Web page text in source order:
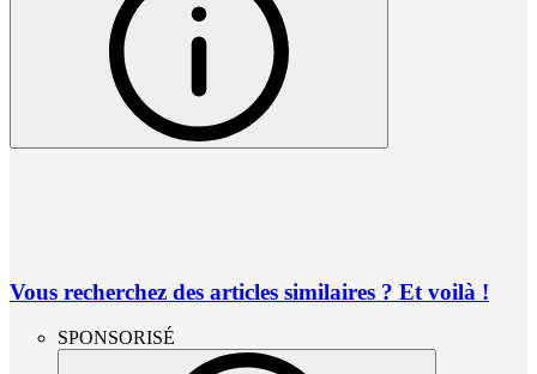
Vous recherchez des articles similaires ? Et voilà !
SPONSORISÉ